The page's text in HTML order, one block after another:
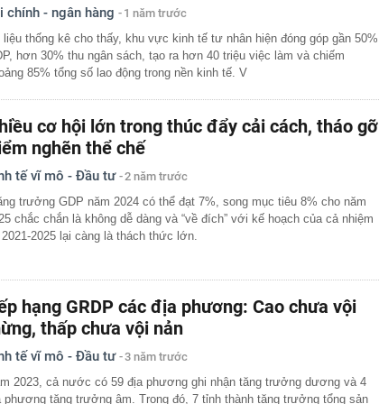
nơi mát mẻ quanh năm chỉ khoảng 20 độ, sở hữu cung
"tứ đại đỉnh đèo", được Oscar du lịch vinh danh
chính - ngân hàng
1 năm trước
liệu thống kê cho thấy, khu vực kinh tế tư nhân hiện đóng góp gần 50%
hơn 30% thu ngân sách, tạo ra hơn 40 triệu việc làm và chiếm
85% tổng số lao động trong nền kinh tế. V
cơ hội lớn trong thúc đẩy cải cách, tháo gỡ
nghẽn thể chế
tế vĩ mô - Đầu tư
2 năm trước
trưởng GDP năm 2024 có thể đạt 7%, song mục tiêu 8% cho năm
chắc chắn là không dễ dàng và “về đích” với kế hoạch của cả nhiệm
2025 lại càng là thách thức lớn.
hạng GRDP các địa phương: Cao chưa vội
thấp chưa vội nản
tế vĩ mô - Đầu tư
3 năm trước
2023, cả nước có 59 địa phương ghi nhận tăng trưởng dương và 4
phương tăng trưởng âm. Trong đó, 7 tỉnh thành tăng trưởng tổng sản